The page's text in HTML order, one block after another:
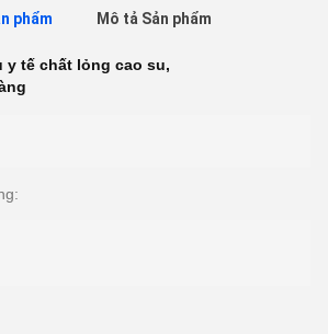
phẩm Mô tả Sản phẩm
y tế chất lỏng cao su,